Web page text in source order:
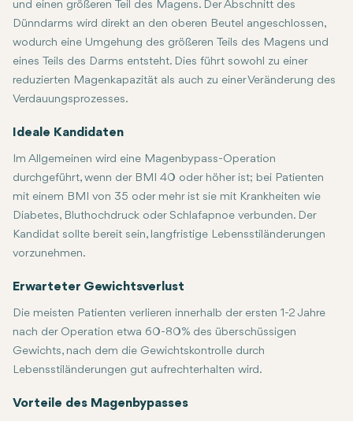
und einen größeren Teil des Magens. Der Abschnitt des
Dünndarms wird direkt an den oberen Beutel angeschlossen,
wodurch eine Umgehung des größeren Teils des Magens und
eines Teils des Darms entsteht. Dies führt sowohl zu einer
reduzierten Magenkapazität als auch zu einer Veränderung des
Verdauungsprozesses.
Ideale Kandidaten
Im Allgemeinen wird eine Magenbypass-Operation
durchgeführt, wenn der BMI 40 oder höher ist; bei Patienten
mit einem BMI von 35 oder mehr ist sie mit Krankheiten wie
Diabetes, Bluthochdruck oder Schlafapnoe verbunden. Der
Kandidat sollte bereit sein, langfristige Lebensstiländerungen
vorzunehmen.
Erwarteter Gewichtsverlust
Die meisten Patienten verlieren innerhalb der ersten 1-2 Jahre
nach der Operation etwa 60-80% des überschüssigen
Gewichts, nach dem die Gewichtskontrolle durch
Lebensstiländerungen gut aufrechterhalten wird.
Vorteile des Magenbypasses